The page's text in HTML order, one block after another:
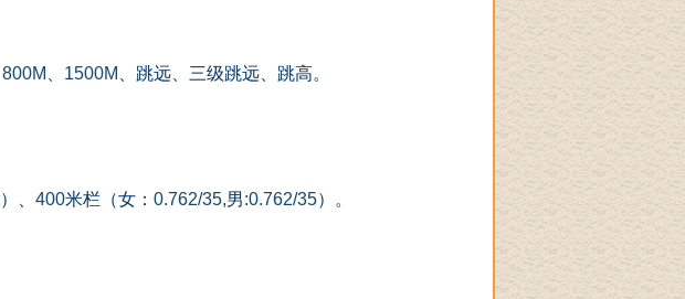
800M 1500M 、跳远、三级跳远、跳高。
）、 400米栏（女： 0.762/35,男:0.762/35）。